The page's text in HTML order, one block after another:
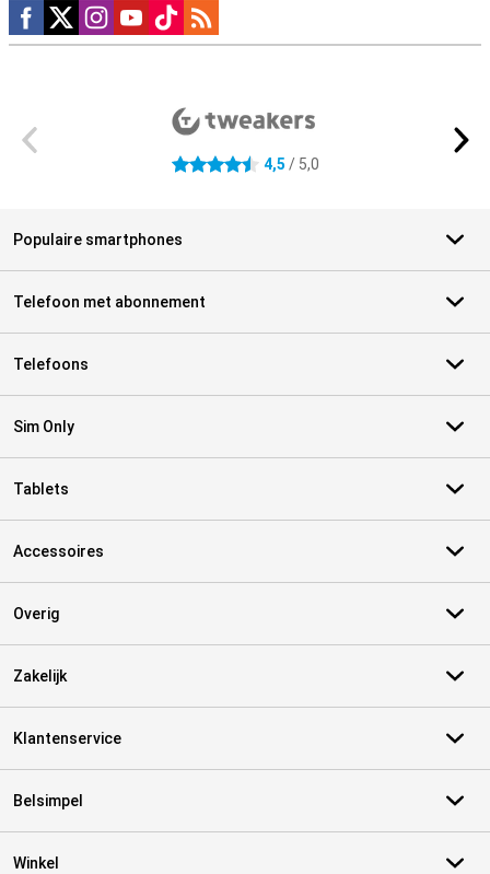
Social media
4.5 sterren 4,5 / 5,0
Populaire smartphones
Telefoon met abonnement
Telefoons
Sim Only
Tablets
Accessoires
Overig
Zakelijk
Klantenservice
Belsimpel
Winkel